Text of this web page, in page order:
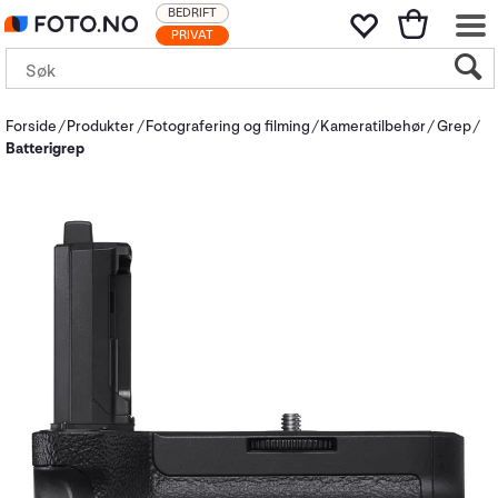
PRIVAT
BEDRIFT
Forside Produkter Fotografering og filming Kameratilbehør Grep
Batterigrep